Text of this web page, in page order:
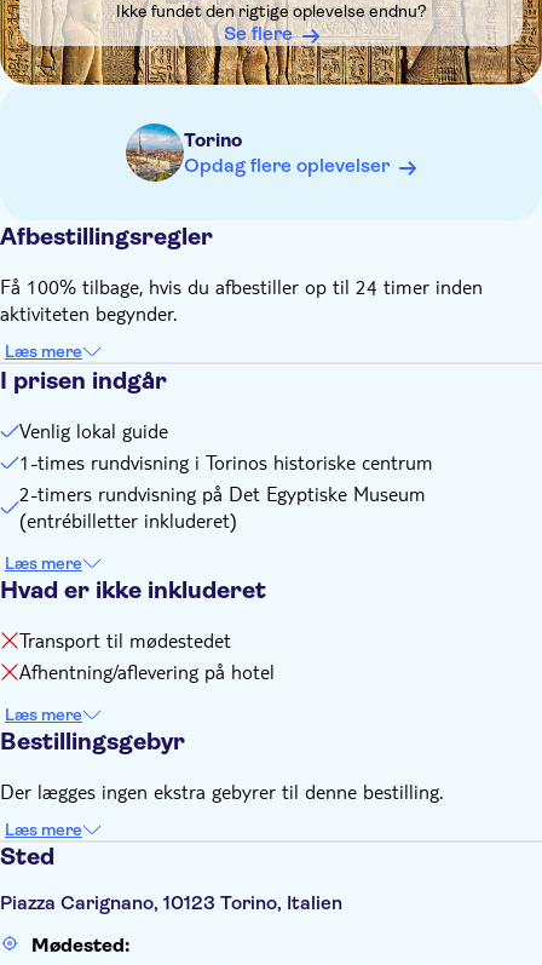
Ikke fundet den rigtige oplevelse endnu?
Se flere
Torino
Opdag flere oplevelser
Afbestillingsregler
Få 100% tilbage, hvis du afbestiller op til 24 timer inden
aktiviteten begynder.
Læs mere
I prisen indgår
Venlig lokal guide
1-times rundvisning i Torinos historiske centrum
2-timers rundvisning på Det Egyptiske Museum
(entrébilletter inkluderet)
Læs mere
Hvad er ikke inkluderet
Transport til mødestedet
Afhentning/aflevering på hotel
Læs mere
Bestillingsgebyr
Der lægges ingen ekstra gebyrer til denne bestilling.
Læs mere
Sted
Piazza Carignano, 10123 Torino, Italien
Mødested: